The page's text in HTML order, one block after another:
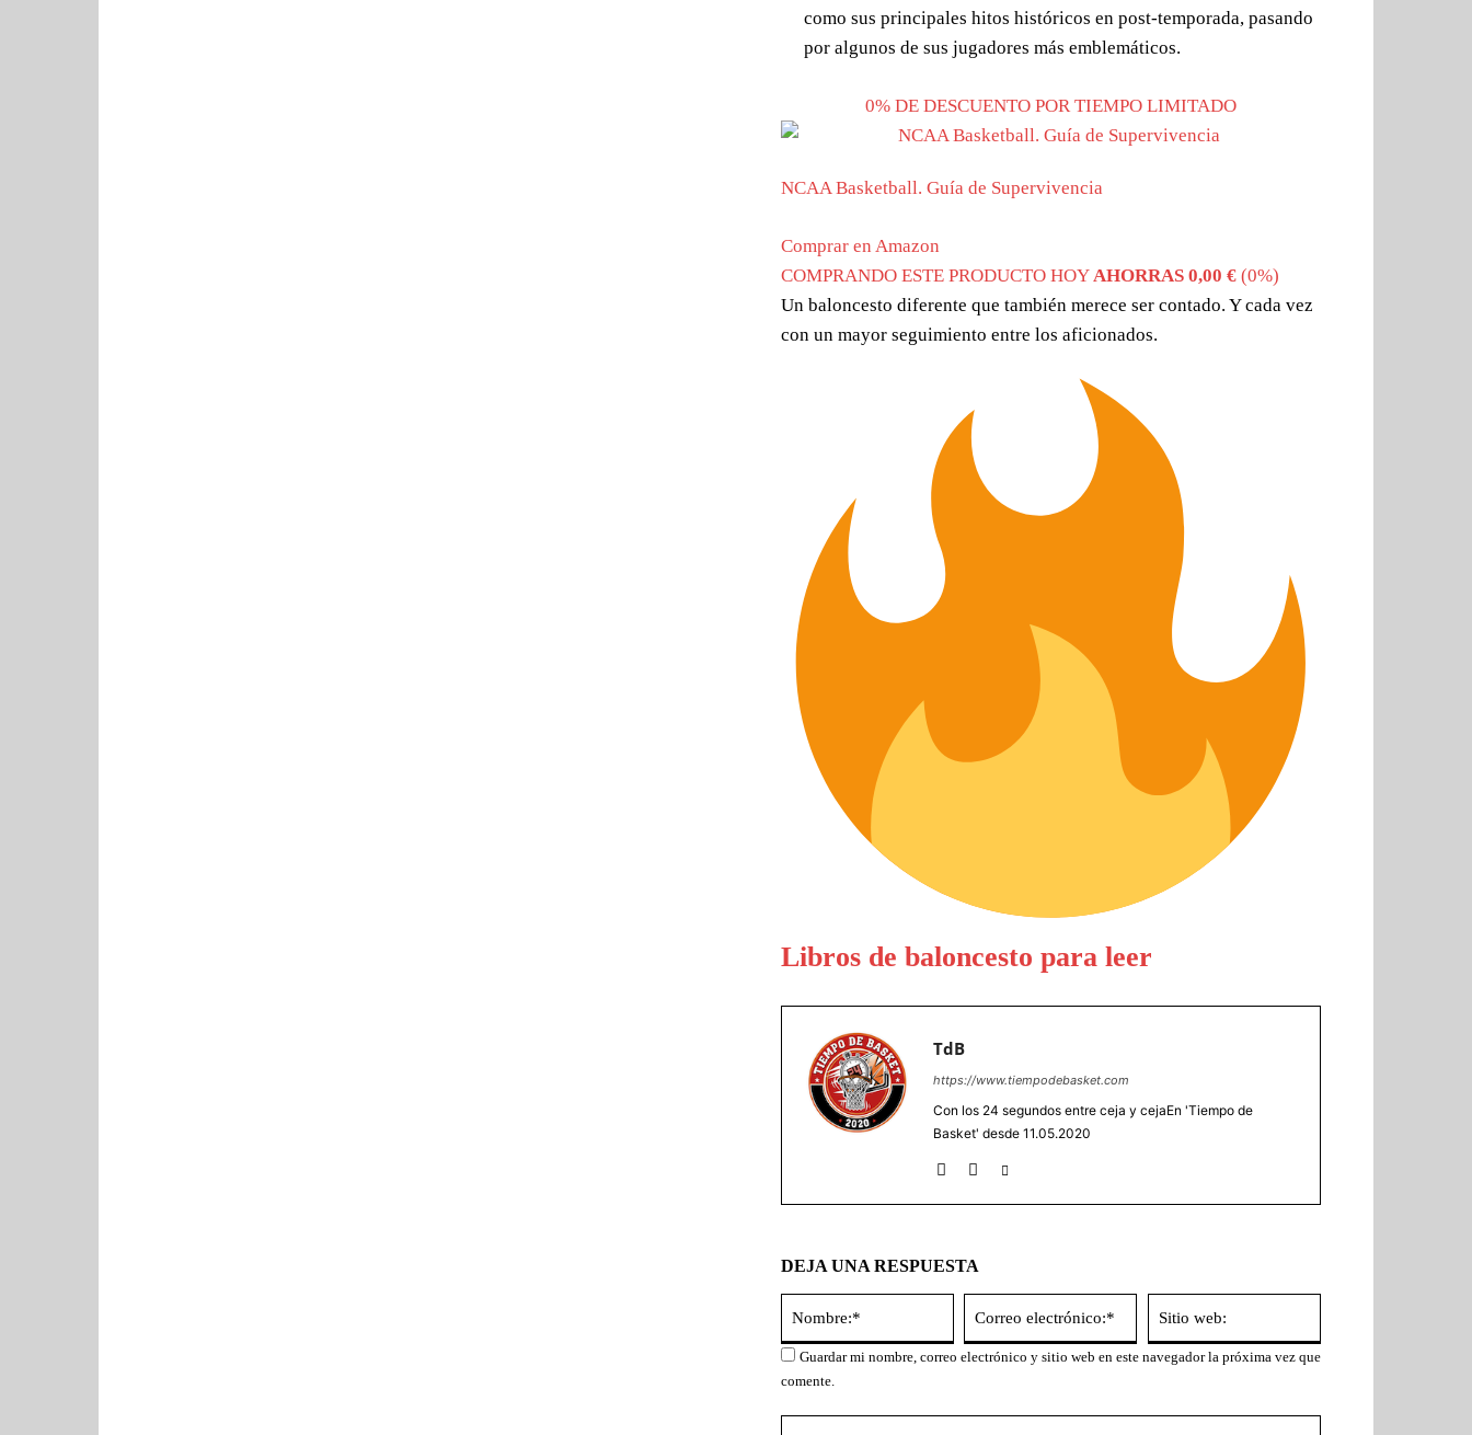
como sus principales hitos históricos en post-temporada, pasando
por algunos de sus jugadores más emblemáticos.
0% DE DESCUENTO POR TIEMPO LIMITADO
NCAA Basketball. Guía de Supervivencia
Comprar en Amazon
COMPRANDO ESTE PRODUCTO HOYAHORRAS 0,00 €(0%)
Un baloncesto diferente que también merece ser contado. Y cada vez
con un mayor seguimiento entre los aficionados.
Libros de baloncesto para leer
TdB
https://www.tiempodebasket.com
Con los 24 segundos entre ceja y cejaEn 'Tiempo de
Basket' desde 11.05.2020
DEJA UNA RESPUESTA
electrónico:*
Guardar mi nombre, correo electrónico y sitio web en este navegador la próxima vez que
comente.